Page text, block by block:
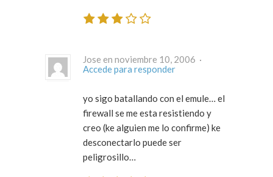
Jose en noviembre 10, 2006 ·
Accede para responder
yo sigo batallando con el emule… el
firewall se me esta resistiendo y
creo (ke alguien me lo confirme) ke
desconectarlo puede ser
peligrosillo…